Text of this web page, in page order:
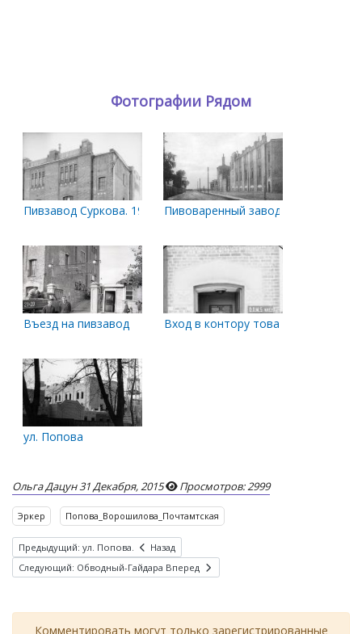
Фотографии Рядом
Пивзавод Суркова. 1919 годПивоваренный завод Суркова
Въезд на пивзавод Вход в контору товарищества
ул. Попова
Ольга Дацун31 Декабря, 2015 Просмотров: 2999
Эркер Попова_Ворошилова_Почтамтская
Предыдущий: ул. Попова.
Назад
Следующий: Обводный-Гайдара Вперед
Комментировать могут только зарегистрированные